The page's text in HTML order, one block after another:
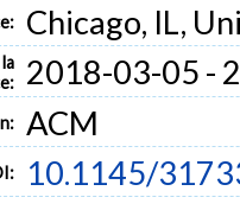
Chicago, IL,
2018-03-05 -
ACM
10.1145/